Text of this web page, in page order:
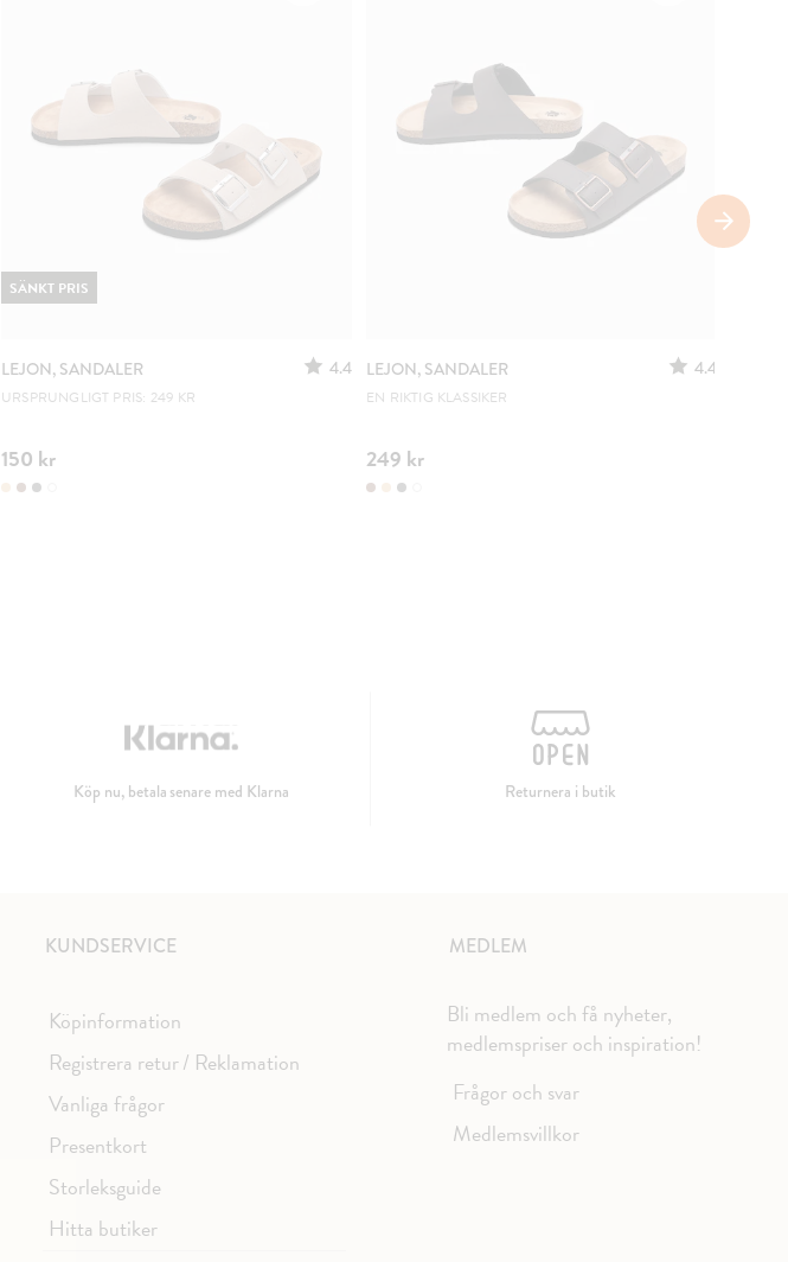
LEJON, SANDALER 4.4
URSPRUNGLIGT PRIS: 249 KR
150 kr
SÄNKT PRIS
LEJON, SANDALER 4.4
EN RIKTIG KLASSIKER
249 kr
Köp nu, betala senare med Klarna Returnera i butik
KUNDSERVICE
Köpinformation
Registrera retur / Reklamation
Vanliga frågor
Presentkort
Storleksguide
Hitta butiker
MEDLEM
Bli medlem och få nyheter,
medlemspriser och inspiration!
Frågor och svar
Medlemsvillkor